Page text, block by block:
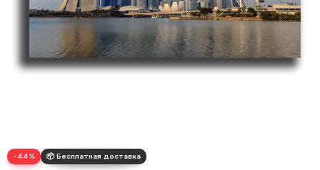
Фильмы, Мультфильмы
Спорт
Современные картины
Скрудж Макдак
Волк с Уолл Стрит
−44%